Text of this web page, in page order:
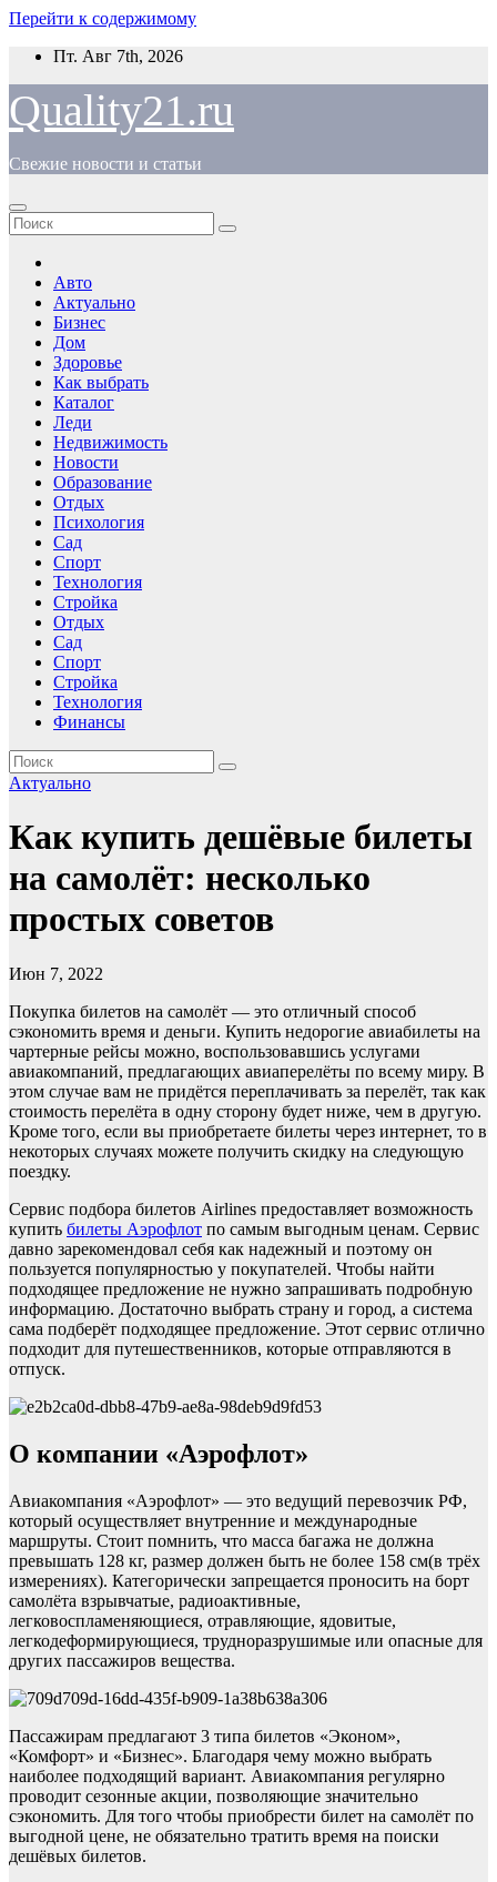
Перейти к содержимому
Пт. Авг 7th, 2026
Quality21.ru
Свежие новости и статьи
Авто
Актуально
Бизнес
Дом
Здоровье
Как выбрать
Каталог
Леди
Недвижимость
Новости
Образование
Отдых
Психология
Сад
Спорт
Технология
Стройка
Отдых
Сад
Спорт
Стройка
Технология
Финансы
Актуально
Как купить дешёвые билеты
на самолёт: несколько
простых советов
Июн 7, 2022
Покупка билетов на самолёт — это отличный способ
сэкономить время и деньги. Купить недорогие авиабилеты на
чартерные рейсы можно, воспользовавшись услугами
авиакомпаний, предлагающих авиаперелёты по всему миру. В
этом случае вам не придётся переплачивать за перелёт, так как
стоимость перелёта в одну сторону будет ниже, чем в другую.
Кроме того, если вы приобретаете билеты через интернет, то в
некоторых случаях можете получить скидку на следующую
поездку.
Сервис подбора билетов Airlines предоставляет возможность
купить билеты Аэрофлот по самым выгодным ценам. Сервис
давно зарекомендовал себя как надежный и поэтому он
пользуется популярностью у покупателей. Чтобы найти
подходящее предложение не нужно запрашивать подробную
информацию. Достаточно выбрать страну и город, а система
сама подберёт подходящее предложение. Этот сервис отлично
подходит для путешественников, которые отправляются в
отпуск.
О компании «Аэрофлот»
Авиакомпания «Аэрофлот» — это ведущий перевозчик РФ,
который осуществляет внутренние и международные
маршруты. Стоит помнить, что масса багажа не должна
превышать 128 кг, размер должен быть не более 158 см(в трёх
измерениях). Категорически запрещается проносить на борт
самолёта взрывчатые, радиоактивные,
легковоспламеняющиеся, отравляющие, ядовитые,
легкодеформирующиеся, трудноразрушимые или опасные для
других пассажиров вещества.
Пассажирам предлагают 3 типа билетов «Эконом»,
«Комфорт» и «Бизнес». Благодаря чему можно выбрать
наиболее подходящий вариант. Авиакомпания регулярно
проводит сезонные акции, позволяющие значительно
сэкономить. Для того чтобы приобрести билет на самолёт по
выгодной цене, не обязательно тратить время на поиски
дешёвых билетов.